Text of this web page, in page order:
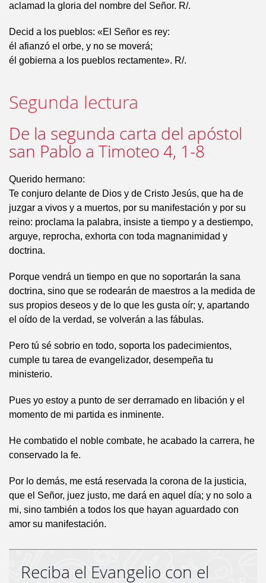
aclamad la gloria del nombre del Señor. R/.
Decid a los pueblos: «El Señor es rey:
él afianzó el orbe, y no se moverá;
él gobierna a los pueblos rectamente». R/.
Segunda lectura
De la segunda carta del apóstol
san Pablo a Timoteo 4, 1-8
Querido hermano:
Te conjuro delante de Dios y de Cristo Jesús, que ha de
juzgar a vivos y a muertos, por su manifestación y por su
reino: proclama la palabra, insiste a tiempo y a destiempo,
arguye, reprocha, exhorta con toda magnanimidad y
doctrina.
Porque vendrá un tiempo en que no soportarán la sana
doctrina, sino que se rodearán de maestros a la medida de
sus propios deseos y de lo que les gusta oír; y, apartando
el oído de la verdad, se volverán a las fábulas.
Pero tú sé sobrio en todo, soporta los padecimientos,
cumple tu tarea de evangelizador, desempeña tu
ministerio.
Pues yo estoy a punto de ser derramado en libación y el
momento de mi partida es inminente.
He combatido el noble combate, he acabado la carrera, he
conservado la fe.
Por lo demás, me está reservada la corona de la justicia,
que el Señor, juez justo, me dará en aquel día; y no solo a
mi, sino también a todos los que hayan aguardado con
amor su manifestación.
Reciba el Evangelio con el